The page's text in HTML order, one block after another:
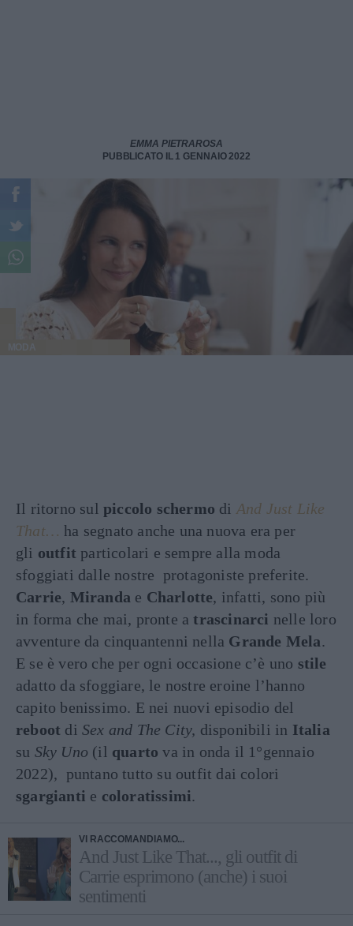
EMMA PIETRAROSA
PUBBLICATO IL 1 GENNAIO 2022
MODA
Il ritorno sul piccolo schermo di And Just Like
That… ha segnato anche una nuova era per
gli outfit particolari e sempre alla moda
sfoggiati dalle nostre protagoniste preferite.
Carrie, Miranda e Charlotte, infatti, sono più
in forma che mai, pronte atrascinarci nelle loro
avventure da cinquantenni nella Grande Mela.
E se è vero che per ogni occasione c’è uno stile
adatto da sfoggiare, le nostre eroine l’hanno
capito benissimo. E nei nuovi episodio del
reboot diSex and The City, disponibili in Italia
su Sky Uno (il quarto va in onda il 1°gennaio
2022), puntano tutto su outfit dai colori
sgargianti e coloratissimi.
VI RACCOMANDIAMO...
And Just Like That..., gli outfit di
Carrie esprimono (anche) i suoi
sentimenti